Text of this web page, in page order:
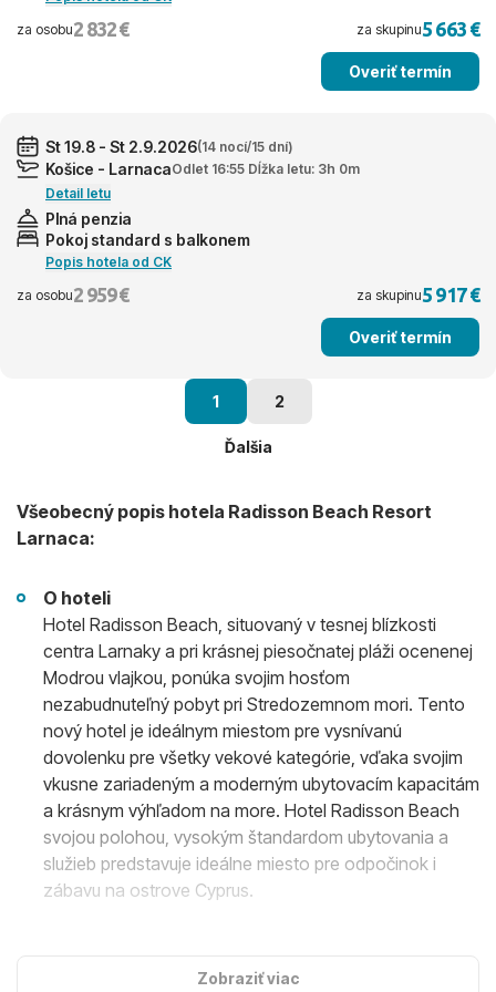
za osobu2 832 € za skupinu5 663 €
Overiť termín
St 19.8 - St 2.9.2026(14 nocí/15 dní)
Košice - LarnacaOdlet 16:55 Dĺžka letu: 3h 0m
Detail letu
Plná penzia
Pokoj standard s balkonem
Popis hotela od CK
za osobu2 959 € za skupinu5 917 €
Overiť termín
1 2
Ďalšia
Všeobecný popis hotela Radisson Beach Resort
Larnaca:
O hoteli
Hotel Radisson Beach, situovaný v tesnej blízkosti
centra Larnaky a pri krásnej piesočnatej pláži ocenenej
Modrou vlajkou, ponúka svojim hosťom
nezabudnuteľný pobyt pri Stredozemnom mori. Tento
nový hotel je ideálnym miestom pre vysnívanú
dovolenku pre všetky vekové kategórie, vďaka svojim
vkusne zariadeným a moderným ubytovacím kapacitám
a krásnym výhľadom na more. Hotel Radisson Beach
svojou polohou, vysokým štandardom ubytovania a
služieb predstavuje ideálne miesto pre odpočinok i
zábavu na ostrove Cyprus.
Radisson Beach je priamo pri pláži, len kúsok od
Zobraziť viac